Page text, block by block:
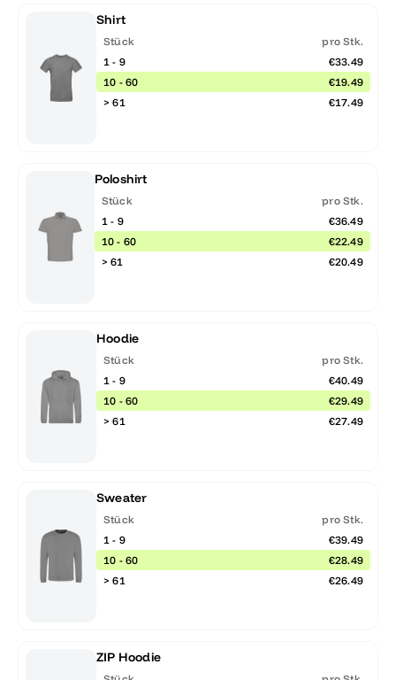
Shirt
Stück
pro Stk.
1 - 9
€33.49
10 - 60
€19.49
> 61
€17.49
Poloshirt
Stück
pro Stk.
1 - 9
€36.49
10 - 60
€22.49
> 61
€20.49
Hoodie
Stück
pro Stk.
1 - 9
€40.49
10 - 60
€29.49
> 61
€27.49
Sweater
Stück
pro Stk.
1 - 9
€39.49
10 - 60
€28.49
> 61
€26.49
ZIP Hoodie